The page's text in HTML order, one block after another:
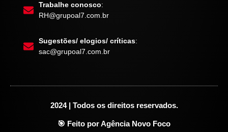
Trabalhe conosco:
RH@grupoal7.com.br
Sugestões/ elogios/ críticas:
sac@grupoal7.com.br
2024 | Todos os direitos reservados.
🎯 Feito por Agência Novo Foco